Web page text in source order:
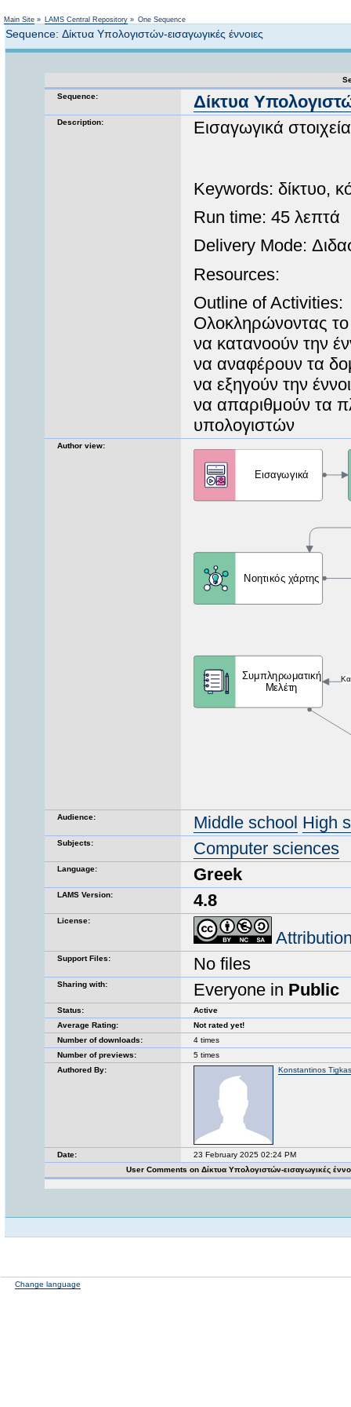
Main Site » LAMS Central Repository » One Sequence
Sequence: Δίκτυα Υπολογιστών-εισαγωγικές έννοιες
Sequence:
Δίκτυα
Description: Εισαγωγικά
Keywords: δίκτυο,
Run time: 45 λεπτά
Delivery Mode:
Resources:
Outline of Activities:
Ολοκληρώνοντας το
να κατανοούν την
να αναφέρουν τα
να εξηγούν την
να απαριθμούν τα
υπολογιστών
Author view:
Audience: Middle school High
Subjects: Computer sciences
Language: Greek
LAMS Version: 4.8
License:
Support Files: No files
Sharing with: Everyone in Public
Status:
Active
Average Rating:
Not rated yet!
Number of downloads:
4 times
Number of previews:
5 times
Authored By:
Konstantinos Tigkas
Date:
23 February 2025 02:24 PM
User Comments on Δίκτυα Υπολογιστών-εισαγωγικές
Change language